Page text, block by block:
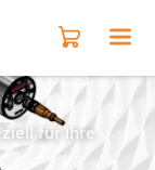
für Ihre